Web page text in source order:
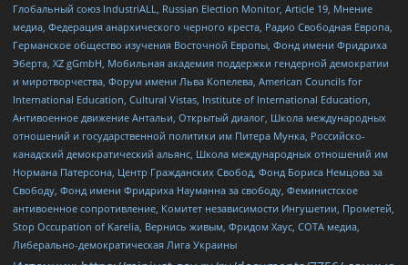
Глобальный союз IndustriALL, Russian Election Monitor, Article 19, Мнение
медиа, Федерация анархического черного креста, Радио Свободная Европа,
Германское общество изучения Восточной Европы, Фонд имени Фридриха
Эберта, XZ gGmbH, Мобильная академия поддержки гендерной демократии
и миротворчества, Форум имени Льва Копелева, American Councils for
International Education, Cultural Vistas, Institute of International Education,
Антивоенное движение Антальи, Открытый диалог, Школа международных
отношений и государственной политики им Питера Мунка, Российско-
канадский демократический альянс, Школа международных отношений им
Нормана Патерсона, Центр Гражданских Свобод, Фонд Бориса Немцова за
Свободу, Фонд имени Фридриха Науманна за свободу, Феминистское
антивоенное сопротивление, Комитет независимости Ингушетии, Прометей,
Stop Occupation of Karelia, Вернись живым, Фридом Хаус, СОТА медиа,
Либерально-демократическая Лига Украины